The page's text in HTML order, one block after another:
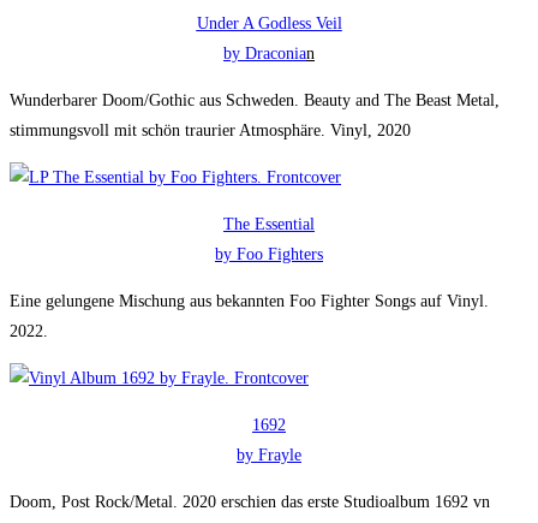
Under A Godless Veil
by Draconian
Wunderbarer Doom/Gothic aus Schweden. Beauty and The Beast Metal,
stimmungsvoll mit schön traurier Atmosphäre. Vinyl, 2020
The Essential
by Foo Fighters
Eine gelungene Mischung aus bekannten Foo Fighter Songs auf Vinyl.
2022.
1692
by Frayle
Doom, Post Rock/Metal. 2020 erschien das erste Studioalbum 1692 vn